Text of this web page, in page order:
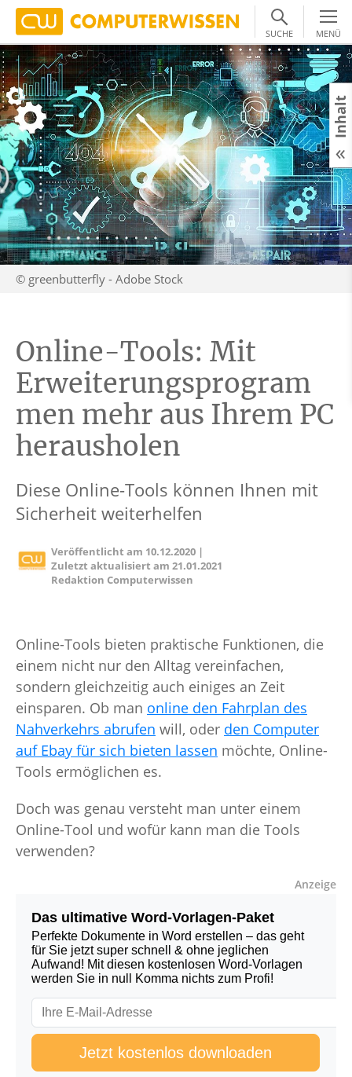
SUCHE MENÜ
© greenbutterfly - Adobe Stock
Online-Tools: Mit
Erweiterungsprogram
men mehr aus Ihrem PC
herausholen
Diese Online-Tools können Ihnen mit
Sicherheit weiterhelfen
Veröffentlicht am 10.12.2020 |
Zuletzt aktualisiert am21.01.2021
Redaktion Computerwissen
Online-Tools bieten praktische Funktionen, die
einem nicht nur den Alltag vereinfachen,
sondern gleichzeitig auch einiges an Zeit
einsparen. Ob man online den Fahrplan des
Nahverkehrs abrufen will, oder den Computer
auf Ebay für sich bieten lassen möchte, Online-
Tools ermöglichen es.
Doch was genau versteht man unter einem
Online-Tool und wofür kann man die Tools
verwenden?
Inhalt